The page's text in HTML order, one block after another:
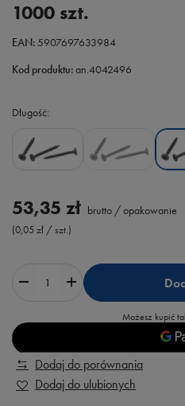
1000 szt.
EAN:5907697633984
Kod produktu:an.4042496
Długość
53,35 zł brutto /opakowanie
(0,05 zł / szt.)
Możesz kupić
Dodaj do porównania
Dodaj do ulubionych